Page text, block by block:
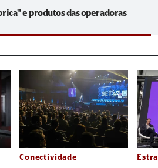
e produtos das operadoras
Conectividade